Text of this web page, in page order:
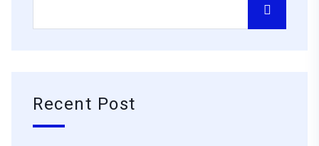
Recent Post